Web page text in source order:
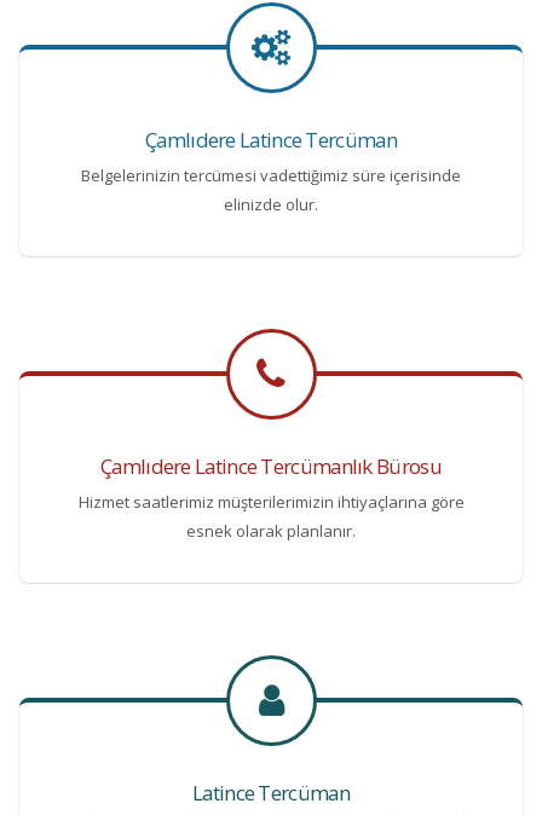
Çamlıdere Latince Tercüman
Belgelerinizin tercümesi vadettiğimiz süre içerisinde
elinizde olur.
Çamlıdere Latince Tercümanlık Bürosu
Hizmet saatlerimiz müşterilerimizin ihtiyaçlarına göre
esnek olarak planlanır.
Latince Tercüman